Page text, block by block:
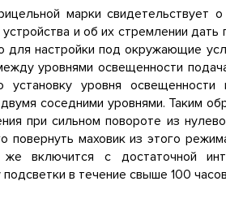
марки свидетельствует
и об их стремлении
настройки под окружающие
уровнями освещенности
установку уровня
соседними уровнями. Таким
при сильном повороте из
повернуть маховик из этого
включится с достаточной
в течение свыше 100